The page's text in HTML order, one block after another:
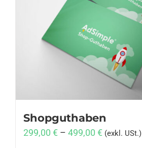
Shopguthaben
299,00 € – 499,00 € (exkl. USt.)